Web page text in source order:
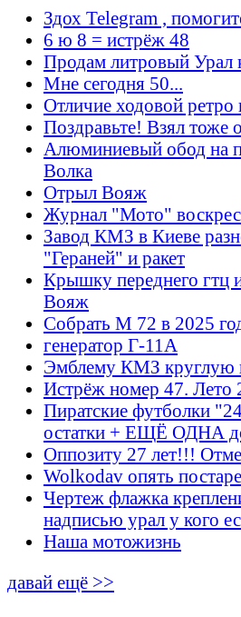
Здох Telegram ,
6 ю 8 = истрёж 48
Продам литровый Урал
Мне сегодня 50...
Отличие ходовой ретро
Поздравьте! Взял тоже
Алюминиевый обод на
Волка
Отрыл Вояж
Журнал "Мото"
Завод КМЗ в Киеве
"Гераней" и ракет
Крышку переднего гтц
Вояж
Собрать М 72 в 2025
генератор Г-11А
Эмблему КМЗ круглую
Истрёж номер 47. Лето
Пиратские футболки
остатки + ЕЩЁ ОДНА
Оппозиту 27 лет!!!
Wolkodav опять
Чертеж флажка
надписью урал у кого
Наша мотожизнь
давай ещё >>